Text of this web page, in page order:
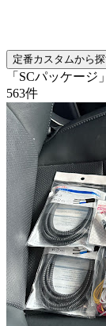
定番カスタムから
「SCパッケージ
563件